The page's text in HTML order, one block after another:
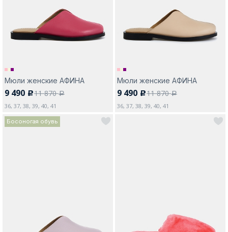
Да, все верно Изменить город
Мюли женские АФИНА
9 490 c11 870a
36, 37, 38, 39, 40, 41
Мюли женские АФИНА
9 490 c11 870a
36, 37, 38, 39, 40, 41
Босоногая обувь